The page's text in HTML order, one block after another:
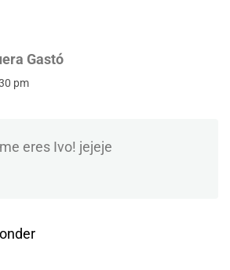
Gastó
pm
eres Ivo! jejeje